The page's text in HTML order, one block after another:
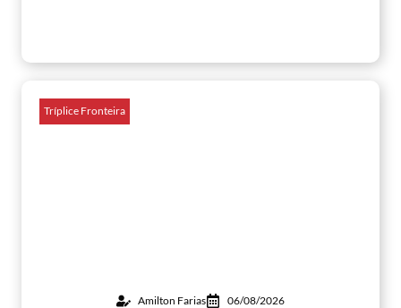
Tríplice Fronteira
Amilton Farias 06/08/2026